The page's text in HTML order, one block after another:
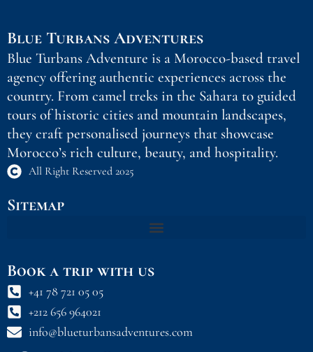
Blue Turbans Adventures
Blue Turbans Adventure is a Morocco-based travel
agency offering authentic experiences across the
country. From camel treks in the Sahara to guided
tours of historic cities and mountain landscapes,
they craft personalised journeys that showcase
Morocco’s rich culture, beauty, and hospitality.
All Right Reserved 2025
Sitemap
Book a trip with us
+41 78 721 05 05
+212 656 964021
info@blueturbansadventures.com